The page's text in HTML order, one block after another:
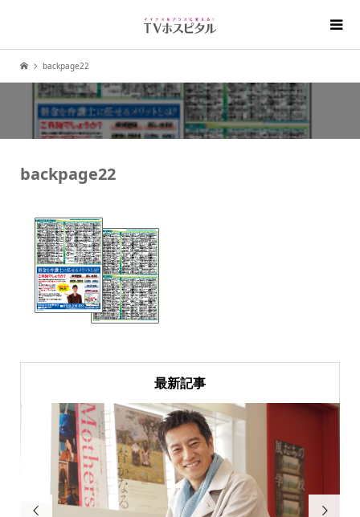
backpage22
backpage22
最新記事
 